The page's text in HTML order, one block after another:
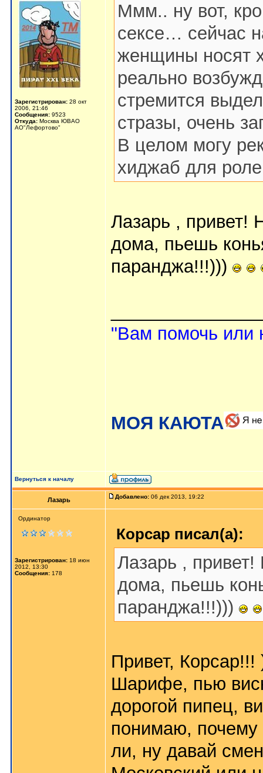
Зарегистрирован: 28 окт
2006, 21:46
Сообщения: 9523
Откуда: Москва ЮВАО
АО"Лефортово"
Ммм.. ну вот,
сексе… сейчас
женщины носят
реально
стремится
стразы, очень
В целом могу
хиджаб для
Лазарь , привет!
дома, пьешь
паранджа!!!)))
"Вам помочь или
МОЯ КАЮТА
Вернуться к началу
Лазарь Добавлено: 06 дек 2013, 19:22
Ординатор
Зарегистрирован: 18 июн
2012, 13:30
Сообщения: 178
Корсар писал(а):
Лазарь ,
дома, пьешь
паранджа!!!)))
Привет,
Шарифе, пью
дорогой пипец,
понимаю, почему
ли, ну давай